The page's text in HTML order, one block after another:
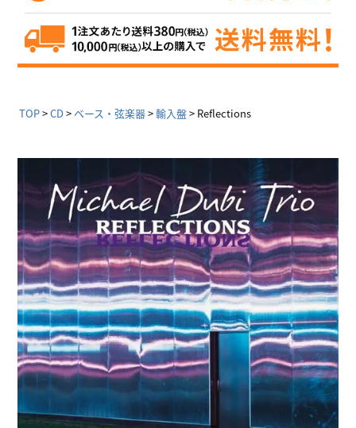
TOP CD ベース・弦楽器 輸入盤 Reflections